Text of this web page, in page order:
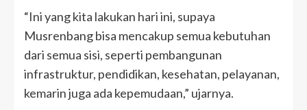
“Ini yang kita lakukan hari ini, supaya
Musrenbang bisa mencakup semua kebutuhan
dari semua sisi, seperti pembangunan
infrastruktur, pendidikan, kesehatan, pelayanan,
kemarin juga ada kepemudaan,” ujarnya.